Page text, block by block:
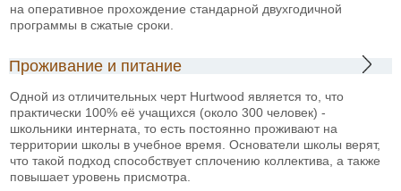
на оперативное прохождение стандарной двухгодичной
программы в сжатые сроки.
Проживание и питание
Одной из отличительных черт Hurtwood является то, что
практически 100% её учащихся (около 300 человек) -
школьники интерната, то есть постоянно проживают на
территории школы в учебное время. Основатели школы верят,
что такой подход способствует сплочению коллектива, а также
повышает уровень присмотра.